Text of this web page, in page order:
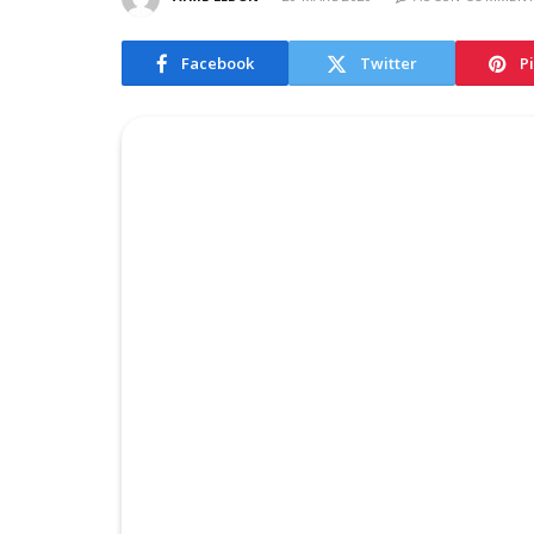
Facebook Twitter